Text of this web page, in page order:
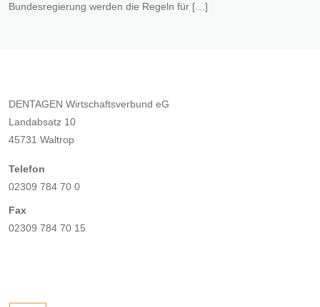
Bundesregierung werden die Regeln für […]
DENTAGEN Wirtschaftsverbund eG
Landabsatz 10
45731 Waltrop
Telefon
02309 784 70 0
Fax
02309 784 70 15